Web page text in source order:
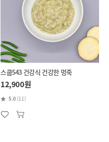
스쿱543 건강식 건강한 멍죽
12,900원
5.0 (11)